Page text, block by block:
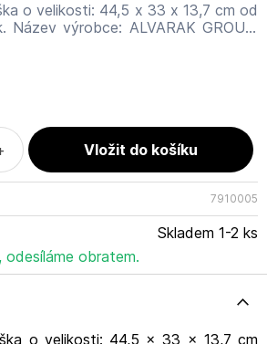
o velikosti: 44,5 x 33 x 13,7 cm od
Kanadská 775, 391 11 Planá nad
7910005
Skladem 1-2 ks
odesíláme obratem.
o velikosti: 44,5 x 33 x 13,7 cm